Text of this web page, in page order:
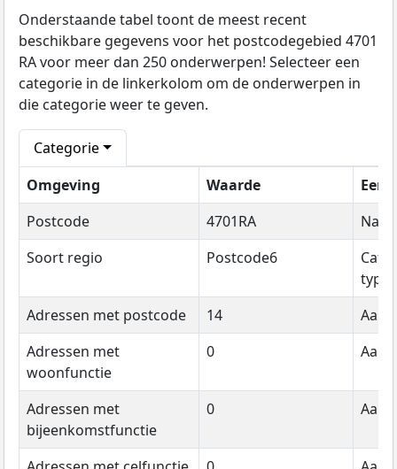
Onderstaande tabel toont de meest recent
beschikbare gegevens voor het postcodegebied 4701
RA voor meer dan 250 onderwerpen! Selecteer een
categorie in de linkerkolom om de onderwerpen in
die categorie weer te geven.
Categorie
Omgeving
Waarde
Postcode
4701RA
Soort regio
Postcode6
type
Adressen met postcode
14
Adressen met
woonfunctie
0
Adressen met
bijeenkomstfunctie
0